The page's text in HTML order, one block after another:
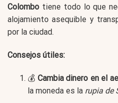
Colombo tiene todo lo que
alojamiento asequible y
por la ciudad.
Consejos útiles:
💰 Cambia dinero en el
la moneda es la rupia de